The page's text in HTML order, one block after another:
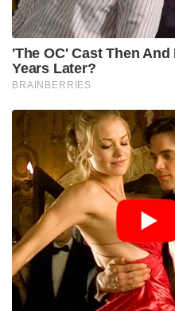
'The OC' Cast Then
Years Later?
BRAINBERRIES